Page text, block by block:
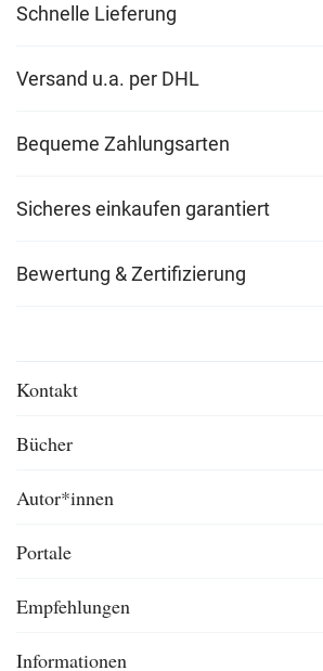
Schnelle Lieferung
Versand u.a. per DHL
Bequeme Zahlungsarten
Sicheres einkaufen garantiert
Bewertung & Zertifizierung
Kontakt
Bücher
Autor*innen
Portale
Empfehlungen
Informationen